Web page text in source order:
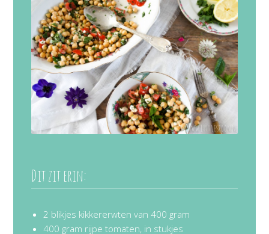
Dit zit erin:
2 blikjes kikkererwten van 400 gram
400 gram rijpe tomaten, in stukjes